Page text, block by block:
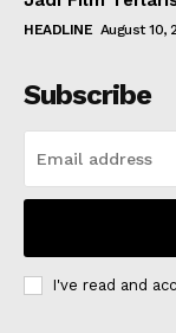
HEADLINE August 10,
Subscribe
I've read and